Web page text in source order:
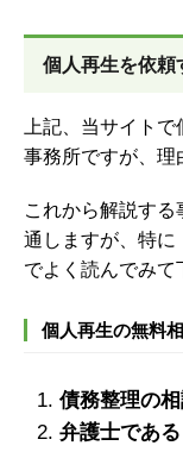
個人再生を依頼
上記、当サイト
事務所ですが、理
これから解説す
通しますが、特に
でよく読んでみて
個人再生の無料
債務整理の
弁護士である